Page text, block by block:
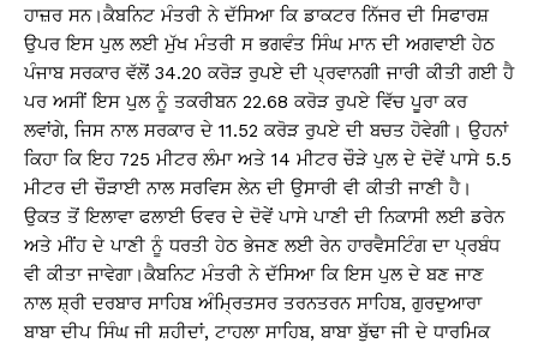
ਹਾਜ਼ਰ ਸਨ।ਕੈਬਨਿਟ ਮੰਤਰੀ ਨੇ ਦੱਸਿਆ ਕਿ ਡਾਕਟਰ ਨਿੱਜਰ ਦੀ ਸਿਫਾਰਸ਼
ਉਪਰ ਇਸ ਪੁਲ ਲਈ ਮੁੱਖ ਮੰਤਰੀ ਸ ਭਗਵੰਤ ਸਿੰਘ ਮਾਨ ਦੀ ਅਗਵਾਈ ਹੇਠ
ਪੰਜਾਬ ਸਰਕਾਰ ਵੱਲੋਂ 34.20 ਕਰੋੜ ਰੁਪਏ ਦੀ ਪ੍ਰਵਾਨਗੀ ਜਾਰੀ ਕੀਤੀ ਗਈ ਹੈ
ਪਰ ਅਸੀਂ ਇਸ ਪੁਲ ਨੂੰ ਤਕਰੀਬਨ 22.68 ਕਰੋੜ ਰੁਪਏ ਵਿੱਚ ਪੂਰਾ ਕਰ
ਲਵਾਂਗੇ, ਜਿਸ ਨਾਲ ਸਰਕਾਰ ਦੇ 11.52 ਕਰੋੜ ਰੁਪਏ ਦੀ ਬਚਤ ਹੋਵੇਗੀ। ਉਹਨਾਂ
ਕਿਹਾ ਕਿ ਇਹ 725 ਮੀਟਰ ਲੰਮਾ ਅਤੇ 14 ਮੀਟਰ ਚੌੜੇ ਪੁਲ ਦੇ ਦੋਵੇਂ ਪਾਸੇ 5.5
ਮੀਟਰ ਦੀ ਚੌੜਾਈ ਨਾਲ ਸਰਵਿਸ ਲੇਨ ਦੀ ਉਸਾਰੀ ਵੀ ਕੀਤੀ ਜਾਣੀ ਹੈ।
ਉਕਤ ਤੋਂ ਇਲਾਵਾ ਫਲਾਈ ਓਵਰ ਦੇ ਦੋਵੇਂ ਪਾਸੇ ਪਾਣੀ ਦੀ ਨਿਕਾਸੀ ਲਈ ਡਰੇਨ
ਅਤੇ ਮੀਂਹ ਦੇ ਪਾਣੀ ਨੂੰ ਧਰਤੀ ਹੇਠ ਭੇਜਣ ਲਈ ਰੇਨ ਹਾਰਵੈਸਟਿੰਗ ਦਾ ਪ੍ਰਬੰਧ
ਵੀ ਕੀਤਾ ਜਾਵੇਗਾ।ਕੈਬਨਿਟ ਮੰਤਰੀ ਨੇ ਦੱਸਿਆ ਕਿ ਇਸ ਪੁਲ ਦੇ ਬਣ ਜਾਣ
ਨਾਲ ਸ਼੍ਰੀ ਦਰਬਾਰ ਸਾਹਿਬ ਅੰਮ੍ਰਿਤਸਰ ਤਰਨਤਰਨ ਸਾਹਿਬ, ਗੁਰਦੁਆਰਾ
ਬਾਬਾ ਦੀਪ ਸਿੰਘ ਜੀ ਸ਼ਹੀਦਾਂ, ਟਾਹਲਾ ਸਾਹਿਬ, ਬਾਬਾ ਬੁੱਢਾ ਜੀ ਦੇ ਧਾਰਮਿਕ